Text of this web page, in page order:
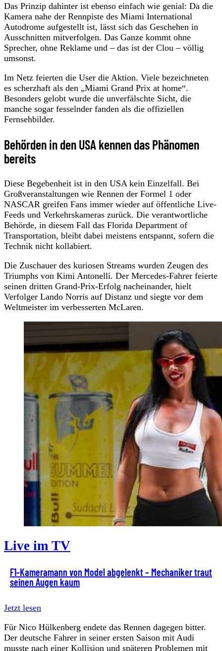
Das Prinzip dahinter ist ebenso einfach wie genial: Da die
Kamera nahe der Rennpiste des Miami International
Autodrome aufgestellt ist, lässt sich das Geschehen in
Ausschnitten mitverfolgen. Das Ganze kommt ohne
Sprecher, ohne Reklame und – das ist der Clou – völlig
umsonst.
Im Netz feierten die User die Aktion. Viele bezeichneten
es scherzhaft als den „Miami Grand Prix at home“.
Besonders gelobt wurde die unverfälschte Sicht, die
manche sogar fesselnder fanden als die offiziellen
Fernsehbilder.
Behörden in den USA kennen das Phänomen
bereits
Diese Begebenheit ist in den USA kein Einzelfall. Bei
Großveranstaltungen wie Rennen der Formel 1 oder
NASCAR greifen Fans immer wieder auf öffentliche Live-
Feeds und Verkehrskameras zurück. Die verantwortliche
Behörde, in diesem Fall das Florida Department of
Transportation, bleibt dabei meistens entspannt, sofern die
Technik nicht kollabiert.
Die Zuschauer des kuriosen Streams wurden Zeugen des
Triumphs von Kimi Antonelli. Der Mercedes-Fahrer feierte
seinen dritten Grand-Prix-Erfolg nacheinander, hielt
Verfolger Lando Norris auf Distanz und siegte vor dem
Weltmeister im verbesserten McLaren.
Live im TV
F1-Kameramann von Model abgelenkt – Mechaniker traut
seinen Augen kaum
Jetzt lesen
Für Nico Hülkenberg endete das Rennen dagegen bitter.
Der deutsche Fahrer in seiner ersten Saison mit Audi
musste nach einer Kollision und späteren Problemen mit